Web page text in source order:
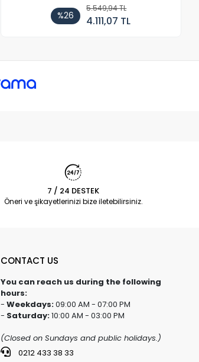
%26
5.549,94 TL
4.111,07 TL
7 / 24 DESTEK
Öneri ve şikayetlerinizi bize iletebilirsiniz.
CONTACT US
You can reach us during the following
hours:
- Weekdays:09:00 AM - 07:00 PM
- Saturday:10:00 AM - 03:00 PM
(Closed on Sundays and public holidays.)
0212 433 38 33